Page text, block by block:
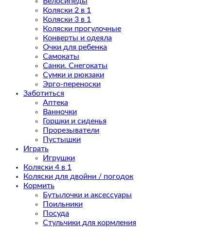
Коляски 2 в 1
Коляски 3 в 1
Коляски прогулочные
Конверты и одеяла
Очки для ребенка
Самокаты
Санки. Снегокаты
Сумки и рюкзаки
Эрго-переноски
Заботиться
Аптека
Ванночки
Горшки и сиденья
Прорезыватели
Пустышки
Играть
Игрушки
Коляски 4 в 1
Коляски для двойни / погодок
Кормить
Бутылочки и аксессуары
Поильники
Посуда
Стульчики для кормления